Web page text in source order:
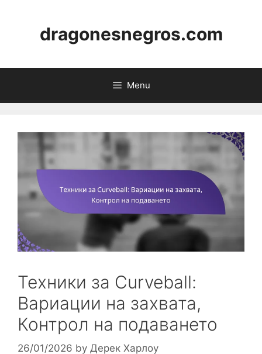
dragonesnegros.com
Menu
Техники за Curveball:
Вариации на захвата,
Контрол на подаването
26/01/2026 by Дерек Харлоу